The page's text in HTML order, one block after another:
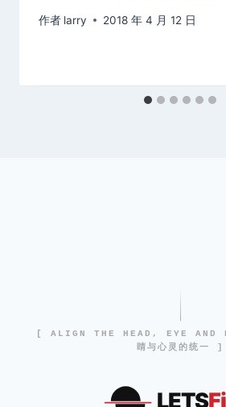
作者 larry 2018 年 4 月 12 日
[ ALIGN THE HEAD, EYE AND
睛与心灵的统一 ]
LETS